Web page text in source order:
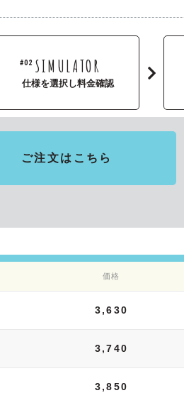
#02 SIMULATOR
仕様を選択し料金確認
ご注文はこちら
価格
3,630
3,740
3,850